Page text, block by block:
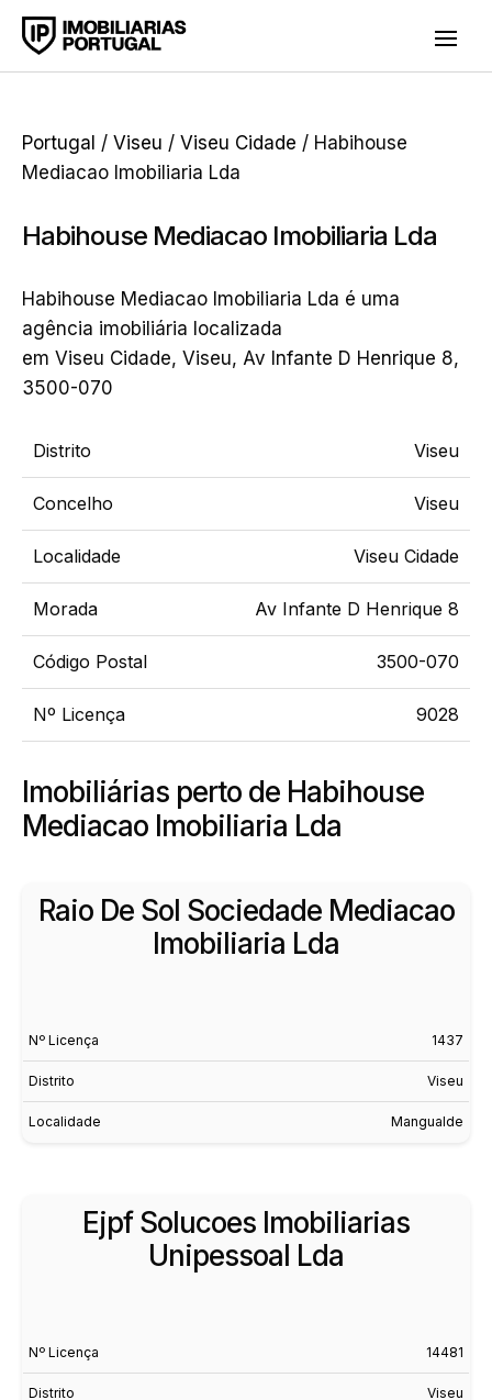
Portugal / Viseu / Viseu Cidade / Habihouse
Mediacao Imobiliaria Lda
Habihouse Mediacao Imobiliaria Lda
Habihouse Mediacao Imobiliaria Lda é uma
agência imobiliária localizada
em Viseu Cidade, Viseu, Av Infante D Henrique 8,
3500-070
Distrito Viseu
Concelho Viseu
Localidade Viseu Cidade
Morada Av Infante D Henrique 8
Código Postal 3500-070
Nº Licença 9028
Imobiliárias perto de Habihouse
Mediacao Imobiliaria Lda
Raio De Sol Sociedade Mediacao
Imobiliaria Lda
Nº Licença 1437
Distrito Viseu
Localidade Mangualde
Ejpf Solucoes Imobiliarias
Unipessoal Lda
Nº Licença 14481
Distrito Viseu